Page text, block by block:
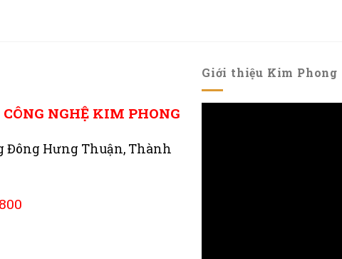
NGHỆ KIM PHONG
Đông Hưng Thuận, Thành
Giới thiệu Kim Phong